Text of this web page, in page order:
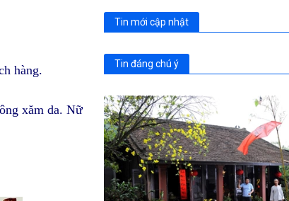
hàng.
xăm da. Nữ
Tin mới cập nhật
Tin đáng chú ý